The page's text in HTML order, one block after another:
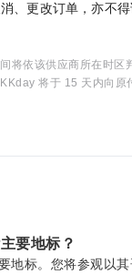
、更改订单，亦不
将依该供应商所在时
将于 15 天内向
要地标？
地标。您将参观以